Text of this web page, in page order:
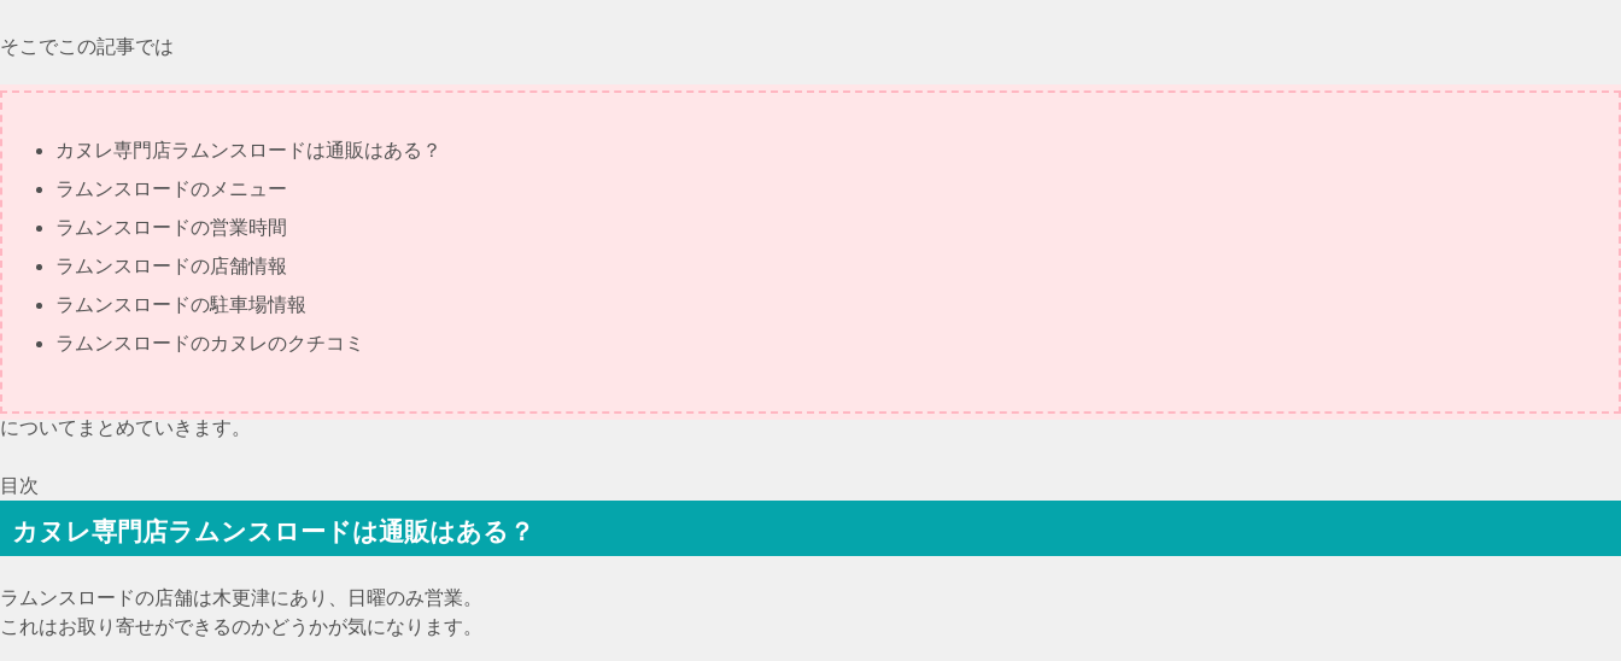
そこでこの記事では
カヌレ専門店ラムンスロードは通販はある？
ラムンスロードのメニュー
ラムンスロードの営業時間
ラムンスロードの店舗情報
ラムンスロードの駐車場情報
ラムンスロードのカヌレのクチコミ
についてまとめていきます。
目次
カヌレ専門店ラムンスロードは通販はある？
ラムンスロードの店舗は木更津にあり、日曜のみ営業。
これはお取り寄せができるのかどうかが気になります。